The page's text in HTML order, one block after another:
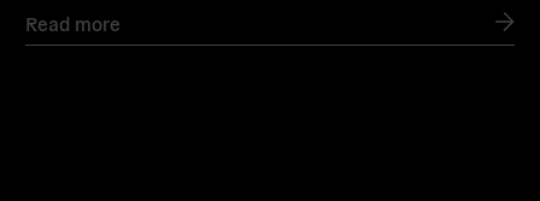
Read more